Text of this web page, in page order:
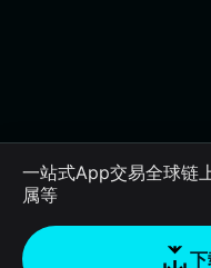
一站式App交易全球链
属等